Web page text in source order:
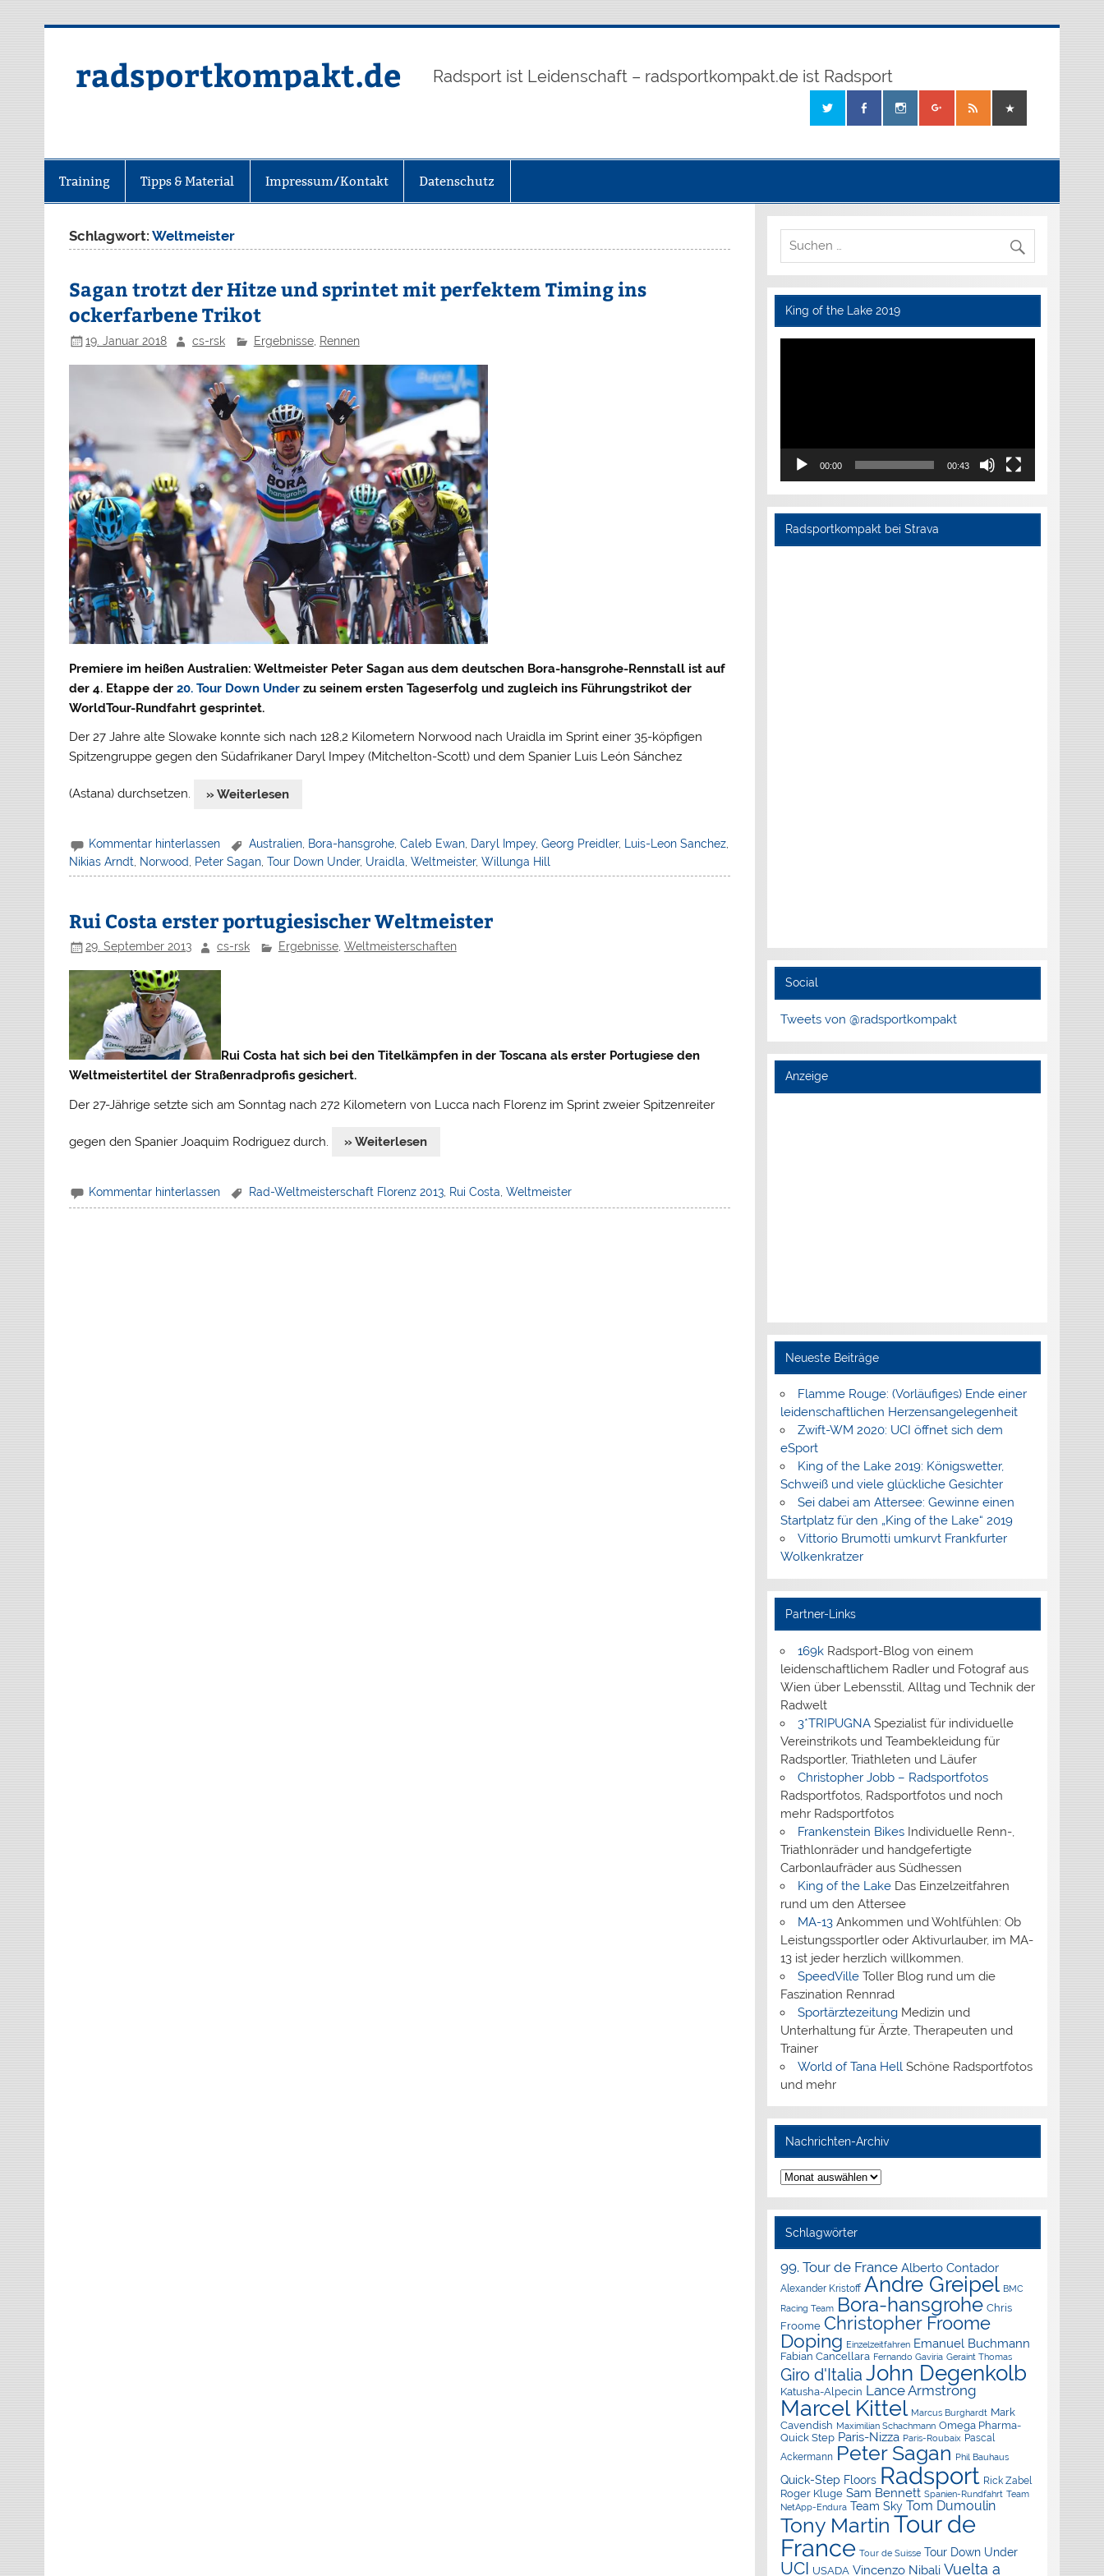
radsportkompakt.de Radsport ist Leidenschaft – radsportkompakt.de ist Radsport
Training Tipps & Material Impressum/Kontakt Datenschutz
Schlagwort:Weltmeister
Sagan trotzt der Hitze und sprintet mit perfektem Timing ins
ockerfarbene Trikot
19. Januar 2018 cs-rsk Ergebnisse, Rennen
Premiere im heißen Australien: Weltmeister Peter Sagan aus dem deutschen Bora-hansgrohe-Rennstall ist auf
der 4. Etappe der20. Tour Down Under zu seinem ersten Tageserfolg und zugleich ins Führungstrikot der
WorldTour-Rundfahrt gesprintet.
Der 27 Jahre alte Slowake konnte sich nach 128,2 Kilometern Norwood nach Uraidla im Sprint einer 35-köpfigen
Spitzengruppe gegen den Südafrikaner Daryl Impey (Mitchelton-Scott) und dem Spanier Luis León Sánchez
(Astana) durchsetzen. » Weiterlesen
Kommentar hinterlassen Australien, Bora-hansgrohe, Caleb Ewan, Daryl Impey, Georg Preidler, Luis-Leon Sanchez,
Nikias Arndt
Norwood Peter Sagan ,Tour Down Under, Uraidla ,Weltmeister,Willunga Hill
Rui Costa erster portugiesischer Weltmeister
29. September 2013 cs-rsk Ergebnisse, Weltmeisterschaften
Rui Costa hat sich bei den Titelkämpfen in der Toscana als erster Portugiese den
Weltmeistertitel der Straßenradprofis gesichert.
Der 27-Jährige setzte sich am Sonntag nach 272 Kilometern von Lucca nach Florenz im Sprint zweier Spitzenreiter
gegen den Spanier Joaquim Rodriguez durch. » Weiterlesen
Kommentar hinterlassen Rad-Weltmeisterschaft Florenz 2013, Rui Costa Weltmeister
King of the Lake 2019
Video-
00:00 00:43
Radsportkompakt bei Strava
Social
Tweets von @radsportkompakt
Anzeige
Neueste Beiträge
Flamme Rouge: (Vorläufiges) Ende einer
leidenschaftlichen Herzensangelegenheit
Zwift-WM 2020: UCI öffnet sich dem
eSport
King of the Lake 2019: Königswetter,
Schweiß und viele glückliche Gesichter
Sei dabei am Attersee: Gewinne einen
Startplatz für den „King of the Lake“ 2019
Vittorio Brumotti umkurvt Frankfurter
Wolkenkratzer
Partner-Links
169kRadsport-Blog von einem
leidenschaftlichem Radler und Fotograf aus
Wien über Lebensstil, Alltag und Technik der
Radwelt
3*TRIPUGNASpezialist für individuelle
Vereinstrikots und Teambekleidung für
Radsportler, Triathleten und Läufer
Christopher Jobb – Radsportfotos
Radsportfotos, Radsportfotos und noch
mehr Radsportfotos
Frankenstein BikesIndividuelle Renn-,
Triathlonräder und handgefertigte
Carbonlaufräder aus Südhessen
King of the LakeDas Einzelzeitfahren
rund um den Attersee
MA-13Ankommen und Wohlfühlen: Ob
Leistungssportler oder Aktivurlauber, im MA-
13 ist jeder herzlich willkommen.
SpeedVilleToller Blog rund um die
Faszination Rennrad
SportärztezeitungMedizin und
Unterhaltung für Ärzte, Therapeuten und
Trainer
World of Tana Hell Schöne Radsportfotos
und mehr
Nachrichten-Archiv
Nachrichten-
Archiv
Schlagwörter
99. Tour de France Alberto Contador
Alexander Kristoff Andre Greipel BMC
Racing Team Bora-hansgrohe Chris
Froome Christopher Froome
Doping Einzelzeitfahren Emanuel Buchmann
Fabian Cancellara Fernando Gaviria Geraint Thomas
Giro d'Italia John Degenkolb
Katusha-Alpecin Lance Armstrong
Marcel Kittel Marcus Burghardt Mark
Cavendish Maximilian Schachmann Omega Pharma-
Quick Step Paris-Nizza Paris-Roubaix Pascal
Ackermann Peter Sagan Phil Bauhaus
Quick-Step Floors Radsport Rick Zabel
Roger Kluge Sam Bennett Spanien-Rundfahrt Team
NetApp-Endura Team Sky Tom Dumoulin
Tony Martin Tour de
France Tour de Suisse Tour Down Under
UCI USADA Vincenzo Nibali Vuelta a